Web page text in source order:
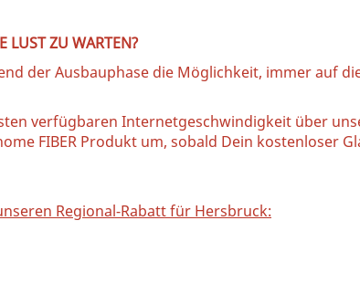
LUST ZU WARTEN?
der Ausbauphase die Möglichkeit, immer auf
verfügbaren Internetgeschwindigkeit über
FIBER Produkt um, sobald Dein kostenloser
Regional-Rabatt für Hersbruck: